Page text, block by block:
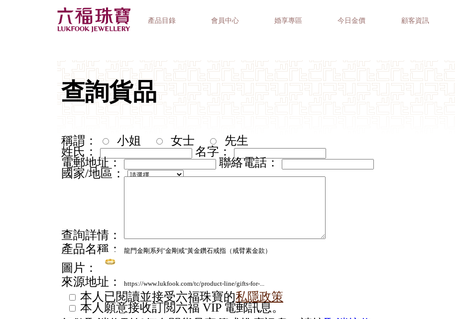
產品目錄 會員中心 婚享專區 今日金價 顧客資訊
鐘錶品牌 精選禮品